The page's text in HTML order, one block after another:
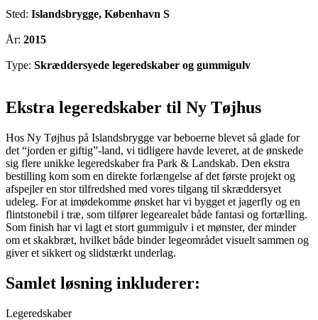
Sted: Islandsbrygge, København S
År: 2015
Type: Skræddersyede legeredskaber og gummigulv
Ekstra legeredskaber til Ny Tøjhus
Hos Ny Tøjhus på Islandsbrygge var beboerne blevet så glade for
det “jorden er giftig”-land, vi tidligere havde leveret, at de ønskede
sig flere unikke legeredskaber fra Park & Landskab. Den ekstra
bestilling kom som en direkte forlængelse af det første projekt og
afspejler en stor tilfredshed med vores tilgang til skræddersyet
udeleg. For at imødekomme ønsket har vi bygget et jagerfly og en
flintstonebil i træ, som tilfører legearealet både fantasi og fortælling.
Som finish har vi lagt et stort gummigulv i et mønster, der minder
om et skakbræt, hvilket både binder legeområdet visuelt sammen og
giver et sikkert og slidstærkt underlag.
Samlet løsning inkluderer:
Legeredskaber